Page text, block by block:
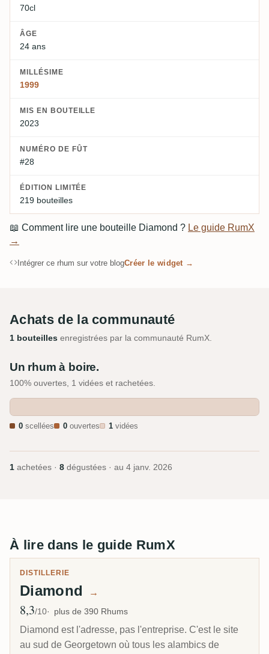
70cl
ÂGE
24 ans
MILLÉSIME
1999
MIS EN BOUTEILLE
2023
NUMÉRO DE FÛT
#28
ÉDITION LIMITÉE
219 bouteilles
📖 Comment lire une bouteille Diamond ? Le guide RumX
→
Intégrer ce rhum sur votre blogCréer le widget →
Achats de la communauté
1 bouteilles enregistrées par la communauté RumX.
Un rhum à boire.
100% ouvertes, 1 vidées et rachetées.
0 scellées 0 ouvertes 1 vidées
1 achetées · 8 dégustées · au 4 janv. 2026
À lire dans le guide RumX
DISTILLERIE
Diamond →
Note moyenne
8,3/10 plus de 390 Rhums
Diamond est l'adresse, pas l'entreprise. C'est le site
au sud de Georgetown où tous les alambics de